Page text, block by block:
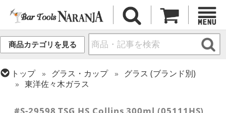
商品カテゴリを見る
トップ グラス・カップ
グラス (ブランド別)
東洋佐々木ガラス
コリンズグラス